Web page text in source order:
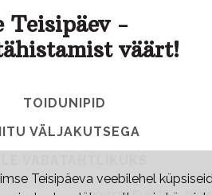
Teisipäev -
väärt!
TOIDUNIPID
VÄLJAKUTSEGA
Teisipäeva veebilehel